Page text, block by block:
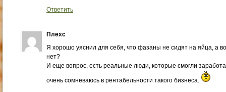
Ответить
Плехс
Я хорошо уяснил для себя, что фазаны не сидят на яйца, а
нет?
И еще вопрос, есть реальные люди, которые смогли
очень сомневаюсь в рентабельности такого бизнеса.